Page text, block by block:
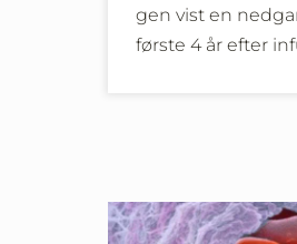
gen vist en
første 4 år efter